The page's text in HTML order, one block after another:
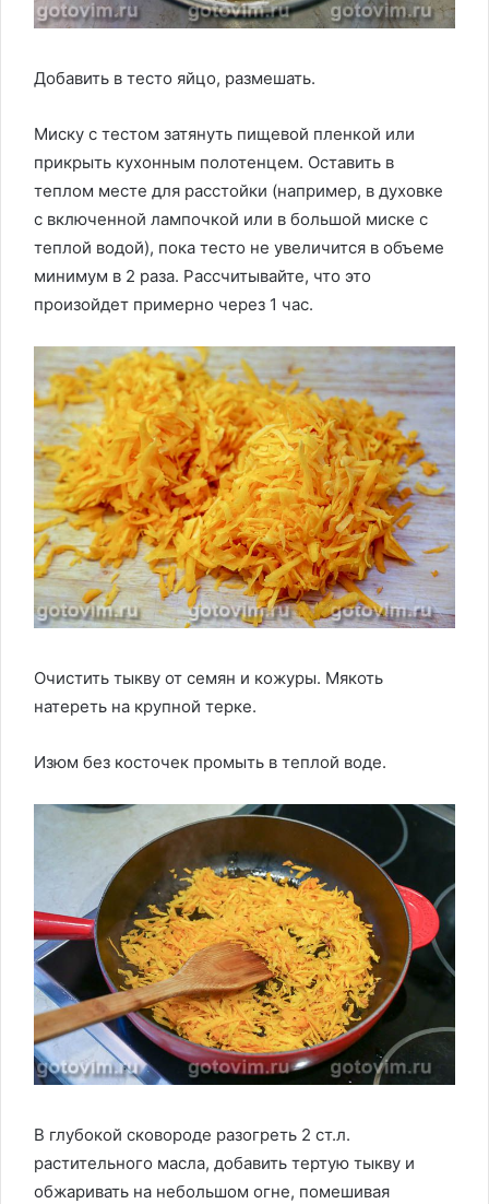
Добавить в тесто яйцо, размешать.
Миску с тестом затянуть пищевой пленкой или
прикрыть кухонным полотенцем. Оставить в
теплом месте для расстойки (например, в духовке
с включенной лампочкой или в большой миске с
теплой водой), пока тесто не увеличится в объеме
минимум в 2 раза. Рассчитывайте, что это
произойдет примерно через 1 час.
Очистить тыкву от семян и кожуры. Мякоть
натереть на крупной терке.
Изюм без косточек промыть в теплой воде.
В глубокой сковороде разогреть 2 ст.л.
растительного масла, добавить тертую тыкву и
обжаривать на небольшом огне, помешивая